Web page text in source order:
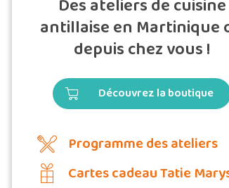
Des ateliers de cuisine
antillaise en Martinique
depuis chez vous !
Découvrez la boutique
Programme des ateliers
Cartes cadeau Tatie